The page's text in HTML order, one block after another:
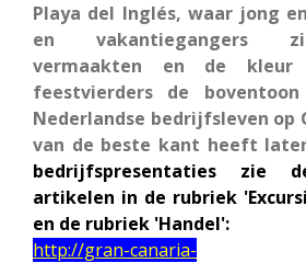
Playa del Inglés, waar jong
en vakantiegangers
vermaakten en de
feestvierders de
Nederlandse bedrijfsleven op
van de beste kant heeft
bedrijfspresentaties zie
artikelen in de rubriek
en de rubriek 'Handel':
http://gran-canaria-